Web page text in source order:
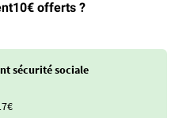
sécurité sociale